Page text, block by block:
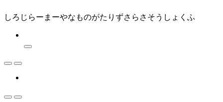
しろじらーまーやなものがたりずさらさそうしょくふ